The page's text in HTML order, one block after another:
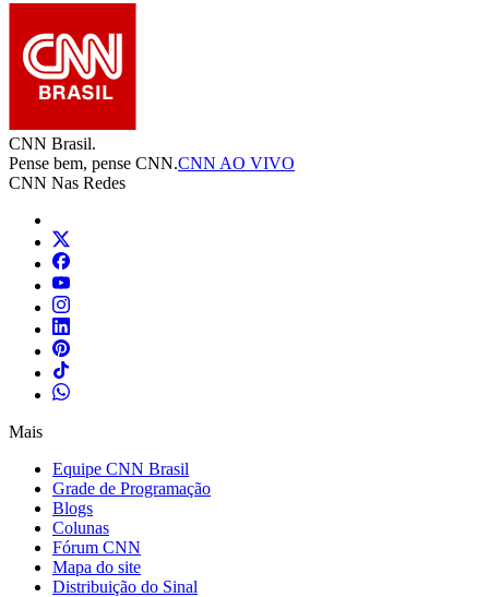
CNN Brasil.
Pense bem, pense CNN.CNN AO VIVO
CNN Nas Redes
Mais
Equipe CNN Brasil
Grade de Programação
Blogs
Colunas
Fórum CNN
Mapa do site
Distribuição do Sinal